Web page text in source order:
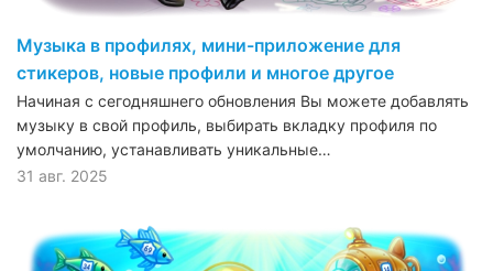
Музыка в профилях, мини-приложение для
стикеров, новые профили и многое другое
Начиная с сегодняшнего обновления Вы можете добавлять
музыку в свой профиль, выбирать вкладку профиля по
умолчанию, устанавливать уникальные…
31 авг. 2025